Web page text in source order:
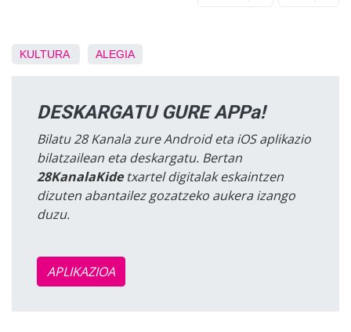
KULTURA ALEGIA
DESKARGATU GURE APPa!
Bilatu 28 Kanala zure Android eta iOS aplikazio
bilatzailean eta deskargatu. Bertan
28KanalaKidetxartel digitalak eskaintzen
dizuten abantailez gozatzeko aukera izango
duzu.
APLIKAZIOA